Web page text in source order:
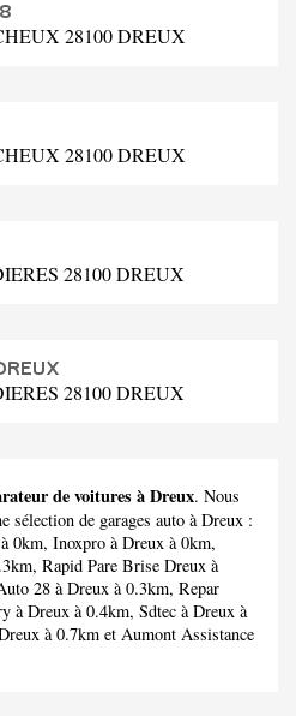
28100 DREUX
28100 DREUX
28100 DREUX
28100 DREUX
de voitures à Dreux. Nous
sélection de garages auto à Dreux :
0km, Inoxpro à Dreux à 0km,
Rapid Pare Brise Dreux à
28 à Dreux à 0.3km, Repar
à Dreux à 0.4km, Sdtec à Dreux à
à 0.7km et Aumont Assistance